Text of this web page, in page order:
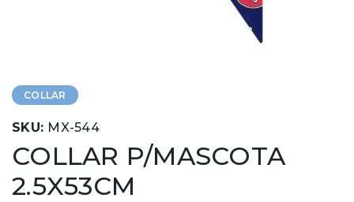
COLLAR
SKU: MX-544
COLLAR P/MASCOTA
2.5X53CM